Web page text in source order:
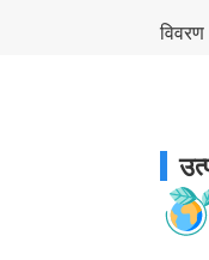
विवरण